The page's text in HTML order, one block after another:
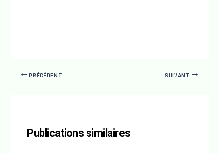
PRÉCÉDENT SUIVANT
Publications similaires